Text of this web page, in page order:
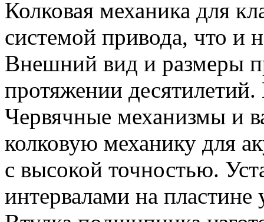
Колковая механика для
системой привода, что и
Внешний вид и размеры
протяжении
Червячные механизмы и
колковую механику для
с высокой точностью.
интервалами на